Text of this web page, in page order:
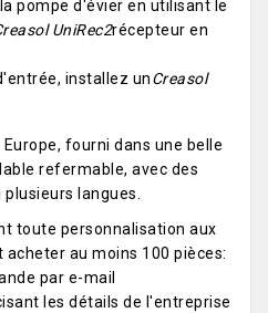
pompe d'évier en utilisant le
UniRec2récepteur en
installez unCreasol
fourni dans une belle
refermable, avec des
langues.
toute personnalisation aux
au moins 100 pièces:
par e-mail
les détails de l'entreprise